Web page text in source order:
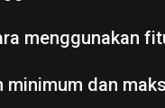
menggunakan
minimum dan